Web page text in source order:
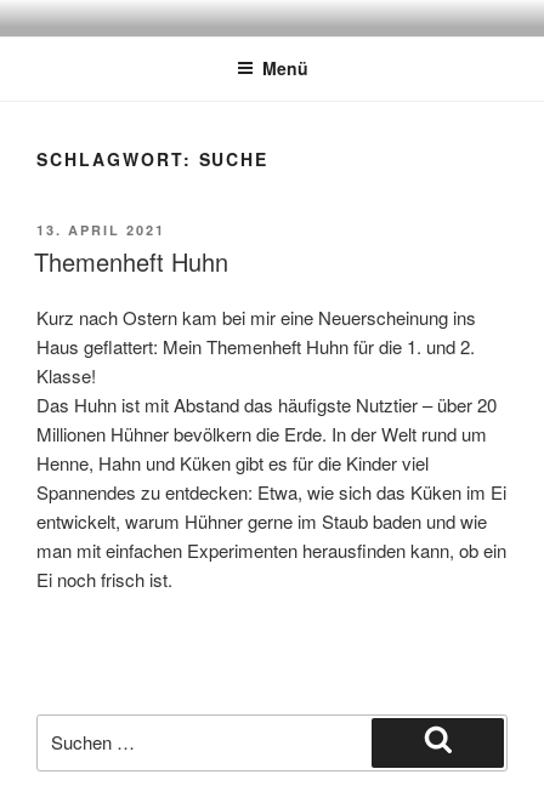
Zum
InhaltTERESA ZABORI
Autorin
Menü
SCHLAGWORT: SUCHE
VERÖFFENTLICHT
AM
13. APRIL 2021
Themenheft Huhn
Kurz nach Ostern kam bei mir eine Neuerscheinung ins
Haus geflattert: Mein Themenheft Huhn für die 1. und 2.
Klasse!
Das Huhn ist mit Abstand das häufigste Nutztier – über 20
Millionen Hühner bevölkern die Erde. In der Welt rund um
Henne, Hahn und Küken gibt es für die Kinder viel
Spannendes zu entdecken: Etwa, wie sich das Küken im Ei
entwickelt, warum Hühner gerne im Staub baden und wie
man mit einfachen Experimenten herausfinden kann, ob ein
Ei noch frisch ist.
nach:
Suchen